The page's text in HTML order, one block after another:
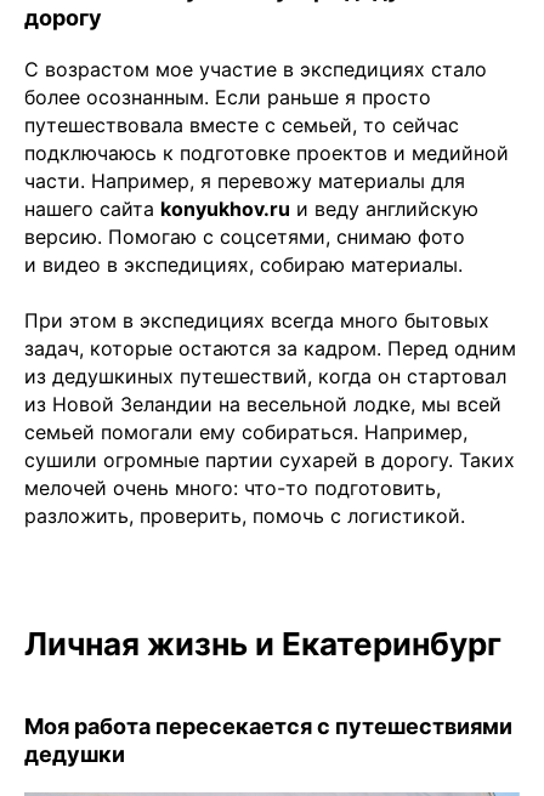
дорогу
С возрастом мое участие в экспедициях стало
более осознанным. Если раньше я просто
путешествовала вместе с семьей, то сейчас
подключаюсь к подготовке проектов и медийной
части. Например, я перевожу материалы для
нашего сайта konyukhov.ru и веду английскую
версию. Помогаю с соцсетями, снимаю фото
и видео в экспедициях, собираю материалы.
При этом в экспедициях всегда много бытовых
задач, которые остаются за кадром. Перед одним
из дедушкиных путешествий, когда он стартовал
из Новой Зеландии на весельной лодке, мы всей
семьей помогали ему собираться. Например,
сушили огромные партии сухарей в дорогу. Таких
мелочей очень много: что-то подготовить,
разложить, проверить, помочь с логистикой.
Личная жизнь и Екатеринбург
Моя работа пересекается с путешествиями
дедушки